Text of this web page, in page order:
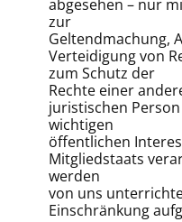
abgesehen – nur
zur
Geltendmachung,
Verteidigung von
zum Schutz der
Rechte einer
juristischen
wichtigen
öffentlichen
Mitgliedstaats
werden
von uns
Einschränkung